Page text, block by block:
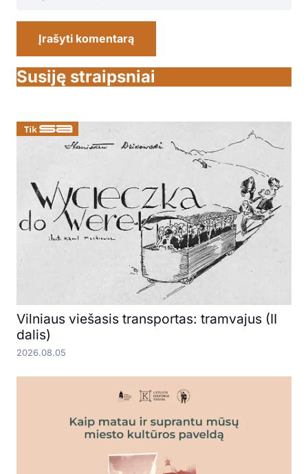
Įrašyti komentarą
Susiję straipsniai
Vilniaus viešasis transportas: tramvajus (II
dalis)
2026.08.05